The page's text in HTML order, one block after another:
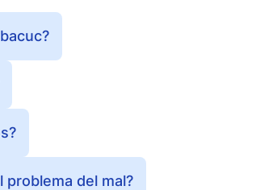
problema del mal?